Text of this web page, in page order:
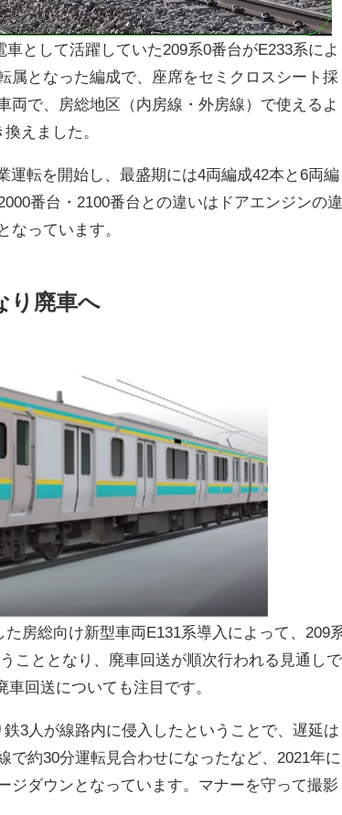
として活躍していた209系0番台がE233系によ
属となった編成で、座席をセミクロスシート採
両で、房総地区（内房線・外房線）で使えるよ
えました。
運転を開始し、最盛期には4両編成42本と6両編
番台・2100番台との違いはドアエンジンの
なっています。
り廃車へ
房総向け新型車両E131系導入によって、209
こととなり、廃車回送が順次行われる見通しで
回送についても注目です。
3人が線路内に侵入したということで、遅延は
で約30分運転見合わせになったなど、2021年に
ジダウンとなっています。マナーを守って撮影